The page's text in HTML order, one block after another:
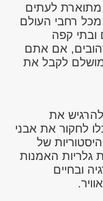
מתוארת לעתים
רחבי העולם
ובתי קפה
אם אתם
לקבל את
את
לחקור את אבני
של
גלריות האמנות
ובחיים